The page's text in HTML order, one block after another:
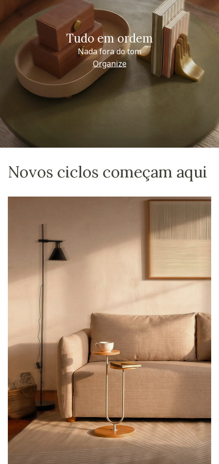
Tudo em ordem
Nada fora do tom
Organize
Novos ciclos começam aqui